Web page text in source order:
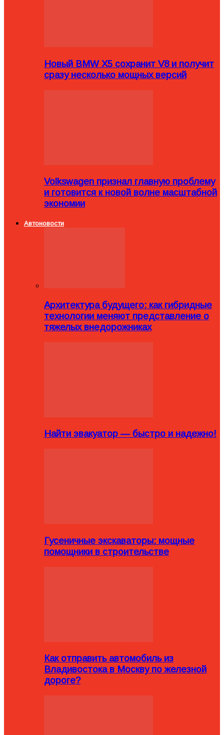
Новый BMW X5 сохранит V8 и получит
сразу несколько мощных версий
Volkswagen признал главную проблему
и готовится к новой волне масштабной
экономии
Автоновости
Архитектура будущего: как гибридные
технологии меняют представление о
тяжелых внедорожниках
Найти эвакуатор — быстро и надежно!
Гусеничные экскаваторы: мощные
помощники в строительстве
Как отправить автомобиль из
Владивостока в Москву по железной
дороге?